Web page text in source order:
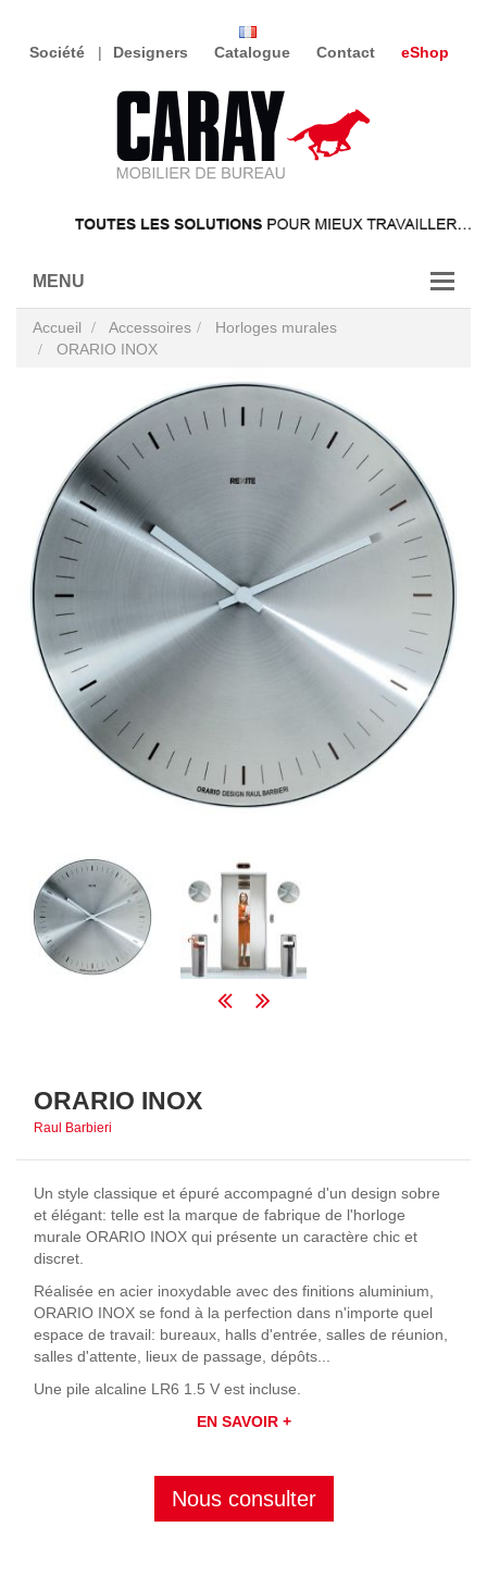
Société Designers Catalogue Contact eShop
MENU
Accueil Accessoires
Horloges murales
ORARIO INOX
ORARIO INOX
Raul Barbieri
Un style classique et épuré accompagné d'un design sobre
et élégant: telle est la marque de fabrique de l'horloge
murale ORARIO INOX qui présente un caractère chic et
discret.
Réalisée en acier inoxydable avec des finitions aluminium,
ORARIO INOX se fond à la perfection dans n'importe quel
espace de travail: bureaux, halls d'entrée, salles de réunion,
salles d'attente, lieux de passage, dépôts...
Une pile alcaline LR6 1.5 V est incluse.
EN SAVOIR +
Nous consulter